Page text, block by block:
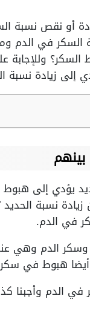
أو نقص نسبة
السكر في الدم
وللإجابة
إلى زيادة نسبة
يؤدي إلى هبوط
نسبة
في الدم.
الدم وهي
أيضا هبوط في
في الدم